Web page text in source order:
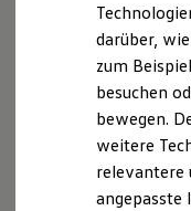
Kosten und
E-
Software
Die
ID.
darüber,
zum
besuchen
bewegen.
weitere
relevantere
angepasste